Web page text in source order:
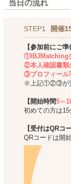
当日の流れ
STEP1 開催
【参加前にご
①IBJMatching
②本人確認書類
③プロフィール
※上記①②③が完
【開始時間5～
初めての方は
【受付はQRコ
QRコードは開